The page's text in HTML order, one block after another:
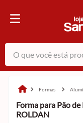
O que você está
formas
Forma para Pão
ROLDAN